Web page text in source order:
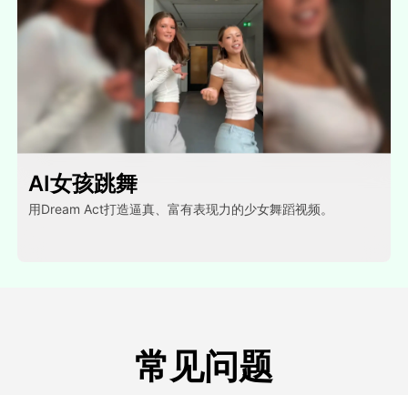
AI女孩跳舞
用Dream Act打造逼真、富有表现力的少女舞蹈视频。
常见问题